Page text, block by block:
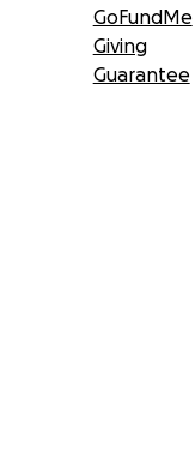
GoFundMe
Giving
Guarantee